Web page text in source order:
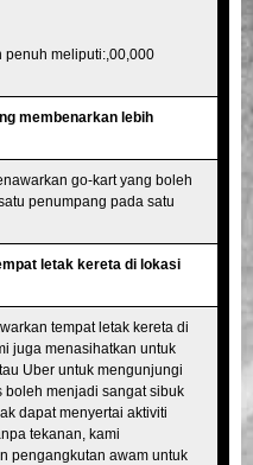
penuh meliputi:,00,000
membenarkan lebih
go-kart yang boleh
penumpang pada satu
letak kereta di lokasi
tempat letak kereta di
juga menasihatkan untuk
Uber untuk mengunjungi
boleh menjadi sangat sibuk
dapat menyertai aktiviti
tekanan, kami
pengangkutan awam untuk